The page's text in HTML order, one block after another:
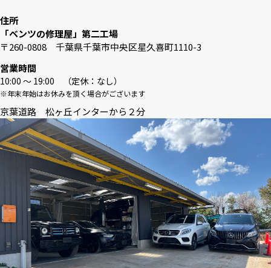
住所
「ベンツの修理屋」第二工場
〒260-0808 千葉県千葉市中央区星久喜町1110-3
営業時間
10:00 〜 19:00 （定休：なし）
※年末年始はお休みを頂く場合がございます
京葉道路 松ヶ丘インターから２分